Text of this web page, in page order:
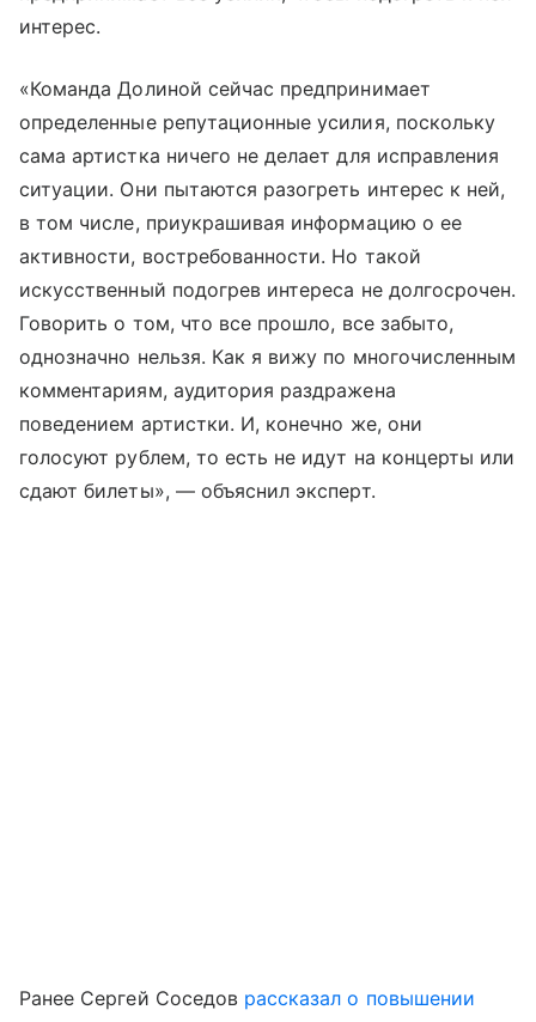
интерес.
«Команда Долиной сейчас предпринимает
определенные репутационные усилия, поскольку
сама артистка ничего не делает для исправления
ситуации. Они пытаются разогреть интерес к ней,
в том числе, приукрашивая информацию о ее
активности, востребованности. Но такой
искусственный подогрев интереса не долгосрочен.
Говорить о том, что все прошло, все забыто,
однозначно нельзя. Как я вижу по многочисленным
комментариям, аудитория раздражена
поведением артистки. И, конечно же, они
голосуют рублем, то есть не идут на концерты или
сдают билеты», — объяснил эксперт.
Ранее Сергей Соседов рассказал о повышении